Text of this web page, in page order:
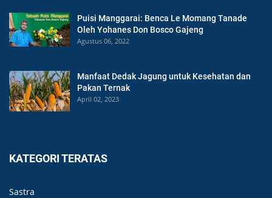
Puisi Manggarai: Benca Le Momang Tanade
Oleh Yohanes Don Bosco Gajeng
Agustus 06, 2022
Manfaat Dedak Jagung untuk Kesehatan dan
Pakan Ternak
April 02, 2023
KATEGORI TERATAS
Sastra